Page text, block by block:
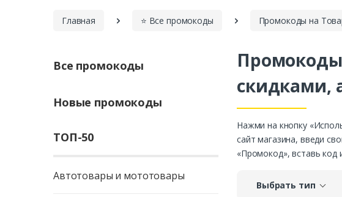
Главная ⭐ Все промокоды Промокоды на
Все промокоды
Новые промокоды
ТОП-50
Автотовары и мототовары
скидками,
Нажми на кнопку
сайт магазина, введи
«Промокод», вставь код
Выбрать тип